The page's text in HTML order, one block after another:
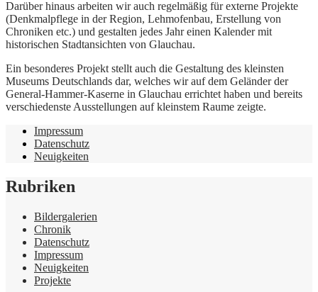
Darüber hinaus arbeiten wir auch regelmäßig für externe Projekte
(Denkmalpflege in der Region, Lehmofenbau, Erstellung von
Chroniken etc.) und gestalten jedes Jahr einen Kalender mit
historischen Stadtansichten von Glauchau.
Ein besonderes Projekt stellt auch die Gestaltung des kleinsten
Museums Deutschlands dar, welches wir auf dem Geländer der
General-Hammer-Kaserne in Glauchau errichtet haben und bereits
verschiedenste Ausstellungen auf kleinstem Raume zeigte.
Impressum
Datenschutz
Neuigkeiten
Rubriken
Bildergalerien
Chronik
Datenschutz
Impressum
Neuigkeiten
Projekte